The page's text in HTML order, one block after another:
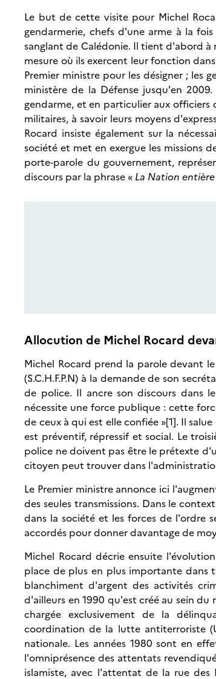
Le but de cette visite pour Michel
gendarmerie, chefs d'une arme à la
sanglant de Calédonie. Il tient d'abord à
mesure où ils exercent leur fonction
Premier ministre pour les désigner ; les
ministère de la Défense jusqu'en
gendarme, et en particulier aux
militaires, à savoir leurs moyens
Rocard insiste également sur la
société et met en exergue les missions
porte-parole du gouvernement,
discours par la phrase « La Nation
Allocution de Michel Rocard
Michel Rocard prend la parole devant
(S.C.H.F.P.N) à la demande de son
de police. Il ancre son discours dans
nécessite une force publique : cette
de ceux à qui est elle confiée »[1]. Il
est préventif, répressif et social. Le
police ne doivent pas être le prétexte
citoyen peut trouver dans
Le Premier ministre annonce ici
des seules transmissions. Dans le
dans la société et les forces de l'ordre
accordés pour donner davantage de
Michel Rocard décrie ensuite
place de plus en plus importante dans
blanchiment d'argent des activités
d'ailleurs en 1990 qu'est créé au sein du
chargée exclusivement de la
coordination de la lutte antiterroriste
nationale. Les années 1980 sont en
l'omniprésence des attentats
islamiste, avec l'attentat de la rue des